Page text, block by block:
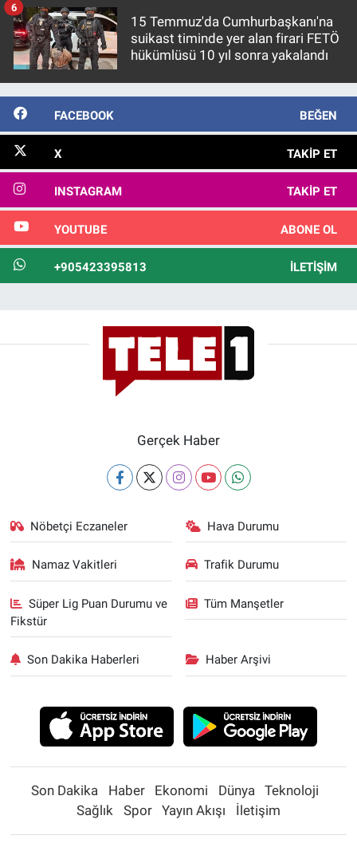
15 Temmuz'da Cumhurbaşkanı'na
suikast timinde yer alan firari FETÖ
hükümlüsü 10 yıl sonra yakalandı
6
FACEBOOK BEĞEN
X TAKIP ET
INSTAGRAM TAKIP ET
YOUTUBE ABONE OL
+905423395813 İLETIŞIM
Gerçek Haber
Nöbetçi Eczaneler Hava Durumu
Namaz Vakitleri Trafik Durumu
Süper Lig Puan Durumu ve
Fikstür
Tüm Manşetler
Son Dakika Haberleri Haber Arşivi
Son Dakika Haber Ekonomi Dünya
Teknoloji
Sağlık
Spor Yayın Akışı İletişim